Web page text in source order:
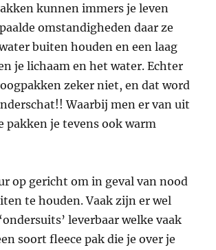
kunnen immers je leven
omstandigheden daar ze
buiten houden en een laag
je lichaam en het water. Echter
zeker niet, en dat word
Waarbij men er van uit
pakken je tevens ook warm
op gericht om in geval van nood
te houden. Vaak zijn er wel
leverbaar welke vaak
soort fleece pak die je over je